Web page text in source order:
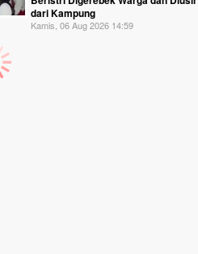
dari Kampung
Kamis, 06 Aug 2026 14:59